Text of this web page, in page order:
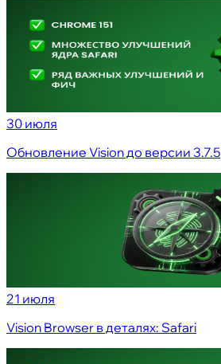
30 июля
Обновление Vision до версии 3.7.5
21 июля
Vision Browser в деталях: Safari